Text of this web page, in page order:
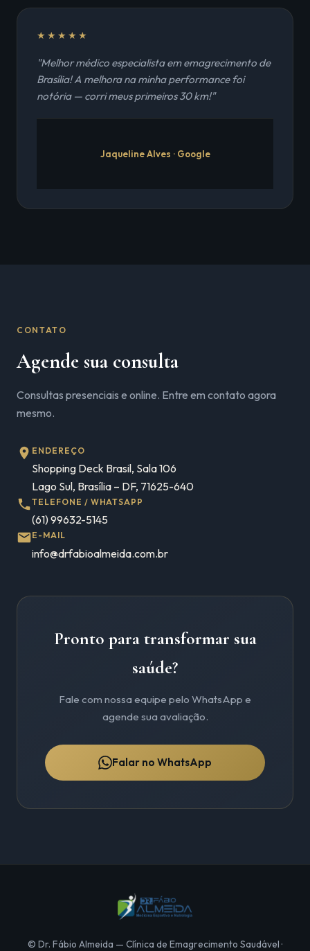
★★★★★
"Melhor médico especialista em emagrecimento de
Brasília! A melhora na minha performance foi
notória — corri meus primeiros 30 km!"
Jaqueline Alves · Google
CONTATO
Agende sua consulta
Consultas presenciais e online. Entre em contato agora
mesmo.
ENDEREÇO
Shopping Deck Brasil, Sala 106
Lago Sul, Brasília – DF, 71625-640
TELEFONE / WHATSAPP
(61) 99632-5145
E-MAIL
info@drfabioalmeida.com.br
Pronto para transformar sua
saúde?
Fale com nossa equipe pelo WhatsApp e
agende sua avaliação.
Falar no WhatsApp
© Dr. Fábio Almeida — Clínica de Emagrecimento Saudável ·